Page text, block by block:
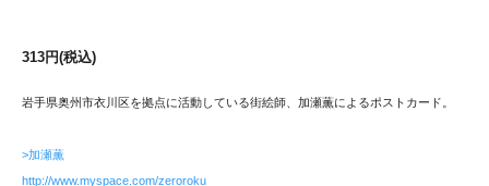
313円(税込)
岩手県奥州市衣川区を拠点に活動している街絵師、加瀬薫によるポストカード。
>加瀬薫
http://www.myspace.com/zeroroku